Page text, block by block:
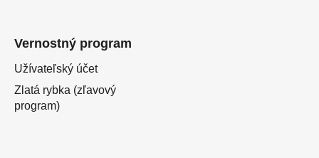
Vernostný program
Užívateľský účet
Zlatá rybka (zľavový
program)